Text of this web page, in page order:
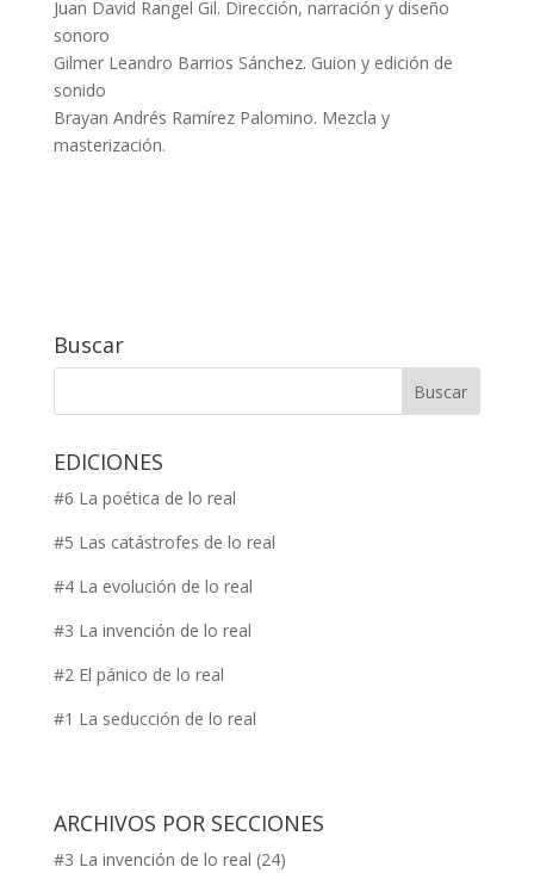
Juan David Rangel Gil. Dirección, narración y diseño
sonoro
Gilmer Leandro Barrios Sánchez. Guion y edición de
sonido
Brayan Andrés Ramírez Palomino. Mezcla y
masterización.
Buscar
EDICIONES
#6 La poética de lo real
#5 Las catástrofes de lo real
#4 La evolución de lo real
#3 La invención de lo real
#2 El pánico de lo real
#1 La seducción de lo real
ARCHIVOS POR SECCIONES
#3 La invención de lo real (24)